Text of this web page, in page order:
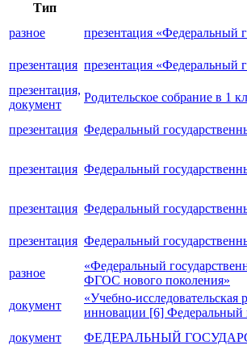
Тип
разное
презентация «Федеральный
презентация презентация «Федеральный
презентация,
документ
Родительское собрание в 1
презентация Федеральный
презентация Федеральный
презентация Федеральный
презентация Федеральный
разное
«Федеральный
ФГОС нового поколения»
документ
«Учебно-
инновации [6] Федеральный
документ ФЕДЕРАЛЬНЫЙ